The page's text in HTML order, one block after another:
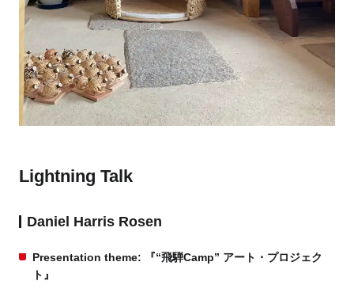
Lightning Talk
Daniel Harris Rosen
Presentation theme: 『“飛騨Camp” アート・プロジェク
ト』